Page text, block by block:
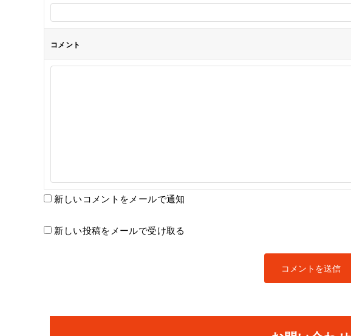
コメント
新しいコメントをメールで通知
新しい投稿をメールで受け取る